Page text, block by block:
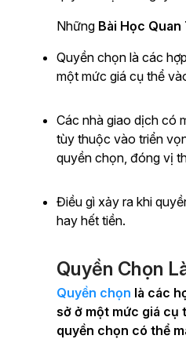
Những Bài Học Quan
Quyền chọn là các
một mức giá cụ thể
Các nhà giao dịch có
tùy thuộc vào triển
quyền chọn, đóng vị
Điều gì xảy ra khi
hay hết tiền.
Quyền Chọn
Quyền chọn là các
sở ở một mức giá cụ
quyền chọn có thể